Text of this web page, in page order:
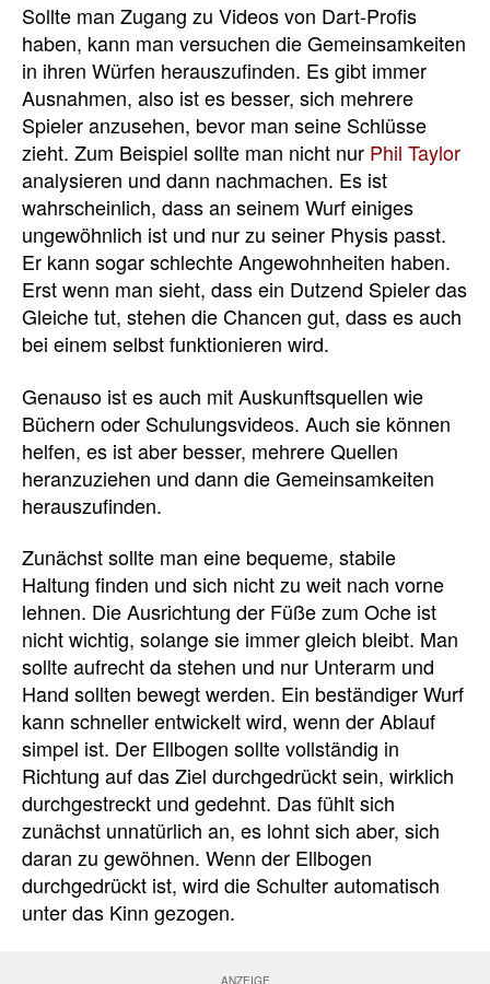
Sollte man Zugang zu Videos von Dart-Profis
haben, kann man versuchen die Gemeinsamkeiten
in ihren Würfen herauszufinden. Es gibt immer
Ausnahmen, also ist es besser, sich mehrere
Spieler anzusehen, bevor man seine Schlüsse
zieht. Zum Beispiel sollte man nicht nur Phil Taylor
analysieren und dann nachmachen. Es ist
wahrscheinlich, dass an seinem Wurf einiges
ungewöhnlich ist und nur zu seiner Physis passt.
Er kann sogar schlechte Angewohnheiten haben.
Erst wenn man sieht, dass ein Dutzend Spieler das
Gleiche tut, stehen die Chancen gut, dass es auch
bei einem selbst funktionieren wird.
Genauso ist es auch mit Auskunftsquellen wie
Büchern oder Schulungsvideos. Auch sie können
helfen, es ist aber besser, mehrere Quellen
heranzuziehen und dann die Gemeinsamkeiten
herauszufinden.
Zunächst sollte man eine bequeme, stabile
Haltung finden und sich nicht zu weit nach vorne
lehnen. Die Ausrichtung der Füße zum Oche ist
nicht wichtig, solange sie immer gleich bleibt. Man
sollte aufrecht da stehen und nur Unterarm und
Hand sollten bewegt werden. Ein beständiger Wurf
kann schneller entwickelt wird, wenn der Ablauf
simpel ist. Der Ellbogen sollte vollständig in
Richtung auf das Ziel durchgedrückt sein, wirklich
durchgestreckt und gedehnt. Das fühlt sich
zunächst unnatürlich an, es lohnt sich aber, sich
daran zu gewöhnen. Wenn der Ellbogen
durchgedrückt ist, wird die Schulter automatisch
unter das Kinn gezogen.